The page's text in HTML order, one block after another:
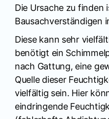
Die Ursache zu finden
Bausachverständigen
Diese kann sehr
benötigt ein
nach Gattung, eine
Quelle dieser
vielfältig sein. Hier
eindringende